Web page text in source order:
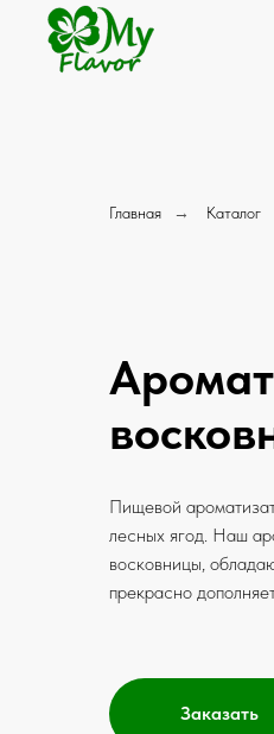
Главная → Каталог
Пищевой
лесных ягод. Наш
восковницы,
прекрасно
Заказать